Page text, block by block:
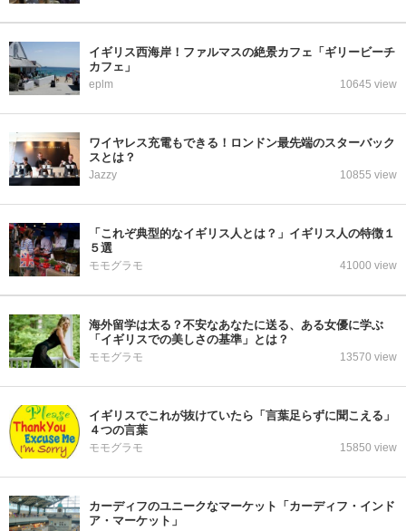
イギリス西海岸！ファルマスの絶景カフェ「ギリービーチ
カフェ」
eplm 10645 view
ワイヤレス充電もできる！ロンドン最先端のスターバック
スとは？
Jazzy 10855 view
「これぞ典型的なイギリス人とは？」イギリス人の特徴１
５選
モモグラモ 41000 view
海外留学は太る？不安なあなたに送る、ある女優に学ぶ
「イギリスでの美しさの基準」とは？
モモグラモ 13570 view
イギリスでこれが抜けていたら「言葉足らずに聞こえる」
４つの言葉
モモグラモ 15850 view
カーディフのユニークなマーケット「カーディフ・インド
ア・マーケット」